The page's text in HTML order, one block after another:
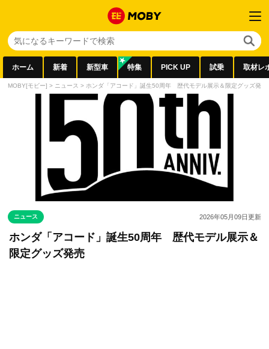
ホーム 新着 新型車 特集 PICK UP 試乗 取材レ
MOBY[モビー] > ニュース > ホンダ「アコード」誕生50周年 歴代モデル展示＆限定グッズ発売
ニュース 2026年05月09日更新
ホンダ「アコード」誕生50周年 歴代モデル展示＆
限定グッズ発売